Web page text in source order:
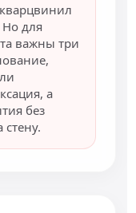
для
важны три
а
без